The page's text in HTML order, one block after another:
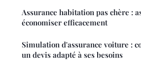
Assurance habitation pas chère :
économiser efficacement
Simulation d'assurance voiture :
un devis adapté à ses besoins